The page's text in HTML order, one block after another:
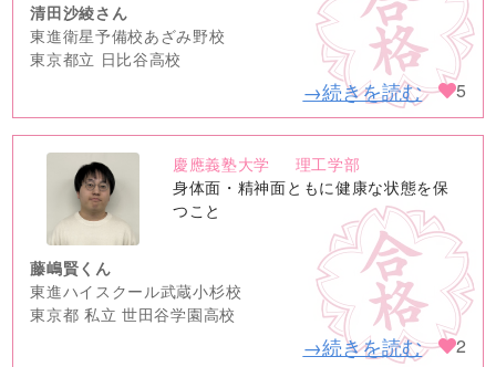
清田沙綾さん
東進衛星予備校あざみ野校
東京都立 日比谷高校
→続きを読む 5
no
image
慶應義塾大学
理工学部
身体面・精神面ともに健康な状態を保
つこと
藤嶋賢くん
東進ハイスクール武蔵小杉校
東京都 私立 世田谷学園高校
→続きを読む 2